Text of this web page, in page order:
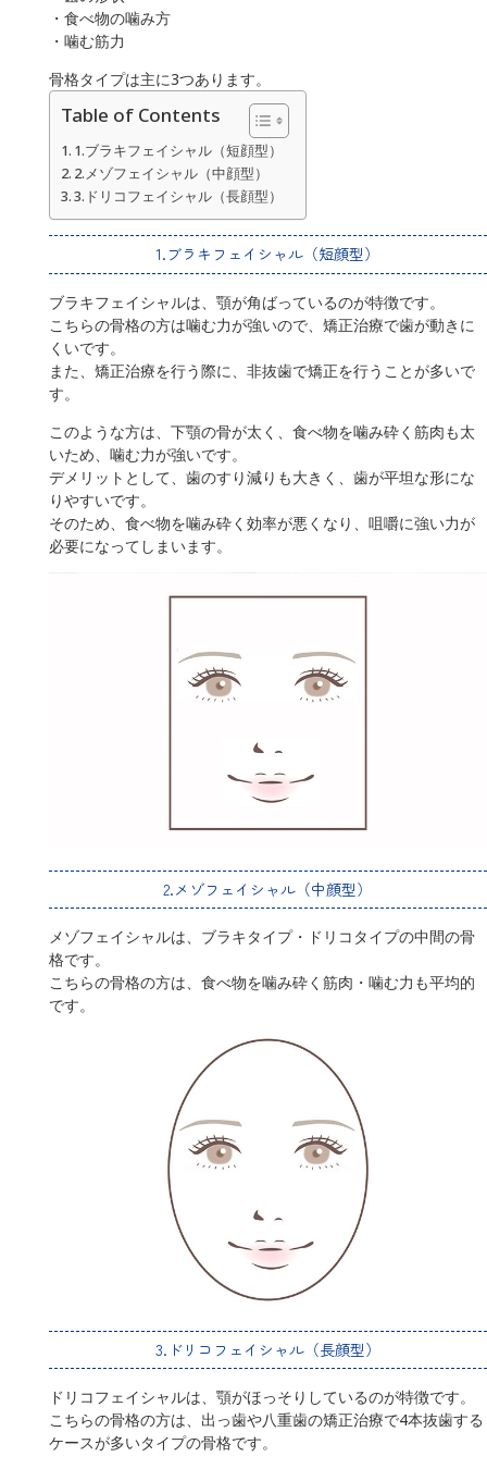
・食べ物の噛み方
・噛む筋力
骨格タイプは主に3つあります。
Table of Contents
1.ブラキフェイシャル（短顔型）
2.メゾフェイシャル（中顔型）
3.ドリコフェイシャル（長顔型）
1.ブラキフェイシャル（短顔型）
ブラキフェイシャルは、顎が角ばっているのが特徴です。
こちらの骨格の方は噛む力が強いので、矯正治療で歯が動きに
くいです。
また、矯正治療を行う際に、非抜歯で矯正を行うことが多いで
す。
このような方は、下顎の骨が太く、食べ物を噛み砕く筋肉も太
いため、噛む力が強いです。
デメリットとして、歯のすり減りも大きく、歯が平坦な形にな
りやすいです。
そのため、食べ物を噛み砕く効率が悪くなり、咀嚼に強い力が
必要になってしまいます。
2.メゾフェイシャル（中顔型）
メゾフェイシャルは、ブラキタイプ・ドリコタイプの中間の骨
格です。
こちらの骨格の方は、食べ物を噛み砕く筋肉・噛む力も平均的
です。
3.ドリコフェイシャル（長顔型）
ドリコフェイシャルは、顎がほっそりしているのが特徴です。
こちらの骨格の方は、出っ歯や八重歯の矯正治療で4本抜歯する
ケースが多いタイプの骨格です。